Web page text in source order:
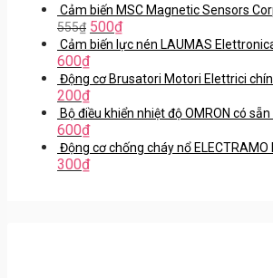
Cảm biến MSC Magnetic Sensors
555₫ 500₫
Cảm biến lực nén LAUMAS
600₫
Động cơ Brusatori Motori Elettrici
200₫
Bộ điều khiển nhiệt độ OMRON có sẵn
600₫
Động cơ chống cháy nổ ELECTRAMO
300₫